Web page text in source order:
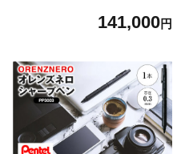
141,000円